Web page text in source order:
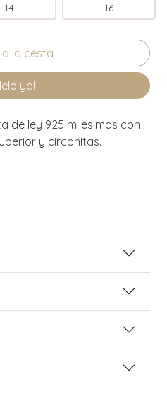
14 16
ya!
de ley 925 milesimas con
y circonitas.